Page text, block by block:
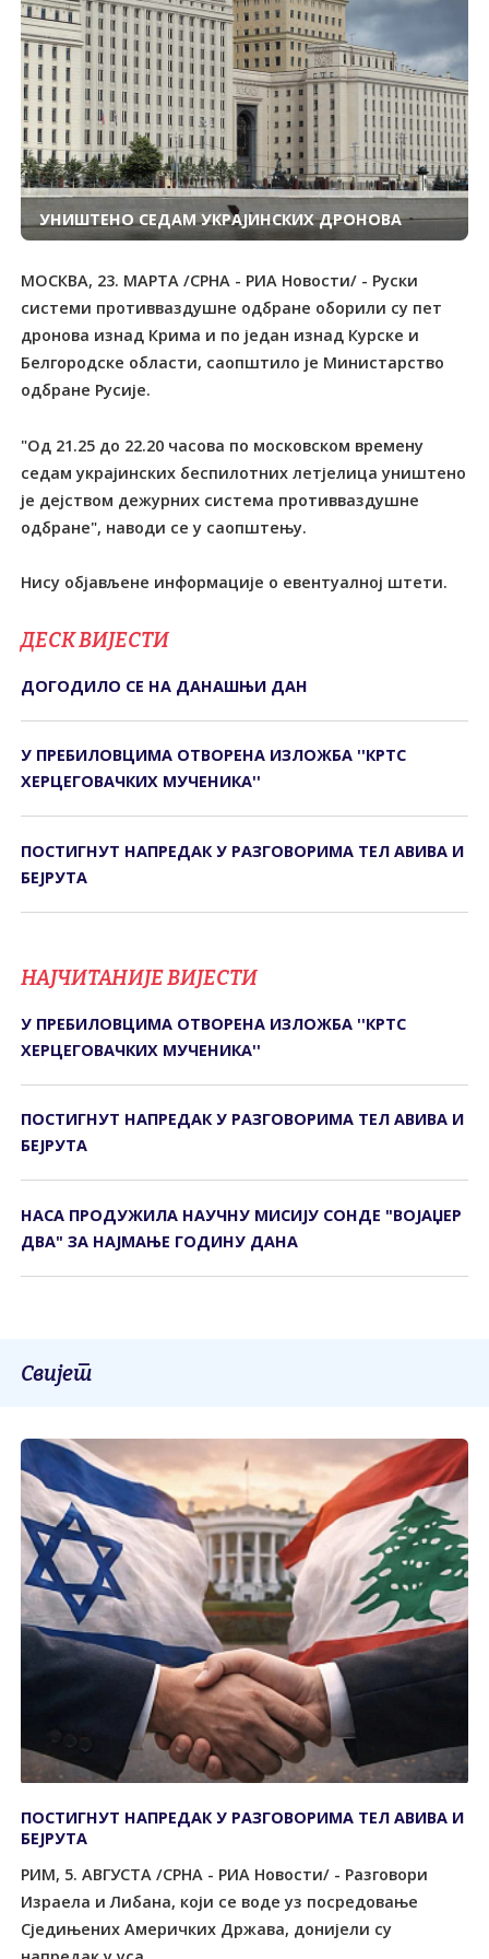
УНИШТЕНО СЕДАМ УКРАЈИНСКИХ ДРОНОВА
МОСКВА, 23. МАРТА /СРНА - РИА Новости/ - Руски
системи противваздушне одбране оборили су пет
дронова изнад Крима и по један изнад Курске и
Белгородске области, саопштило је Министарство
одбране Русије.
"Од 21.25 до 22.20 часова по московском времену
седам украјинских беспилотних летјелица уништено
је дејством дежурних система противваздушне
одбране", наводи се у саопштењу.
Нису објављене информације о евентуалној штети.
ДЕСК ВИЈЕСТИ
ДОГОДИЛО СЕ НА ДАНАШЊИ ДАН
У ПРЕБИЛОВЦИМА ОTВОРЕНА ИЗЛОЖБА ''КРTС
ХЕРЦЕГОВАЧКИХ МУЧЕНИКА''
ПОСТИГНУТ НАПРЕДАК У РАЗГОВОРИМА ТЕЛ АВИВА И
БЕЈРУТА
НАЈЧИТАНИЈЕ ВИЈЕСТИ
У ПРЕБИЛОВЦИМА ОTВОРЕНА ИЗЛОЖБА ''КРTС
ХЕРЦЕГОВАЧКИХ МУЧЕНИКА''
ПОСТИГНУТ НАПРЕДАК У РАЗГОВОРИМА ТЕЛ АВИВА И
БЕЈРУТА
НАСА ПРОДУЖИЛА НАУЧНУ МИСИЈУ СОНДЕ "ВОЈАЏЕР
ДВА" ЗА НАЈМАЊЕ ГОДИНУ ДАНА
Свијет
ПОСТИГНУТ НАПРЕДАК У РАЗГОВОРИМА ТЕЛ АВИВА И
БЕЈРУТА
РИМ, 5. АВГУСТА /СРНА - РИА Новости/ - Разговори
Израела и Либана, који се воде уз посредовање
Сједињених Америчких Држава, донијели су